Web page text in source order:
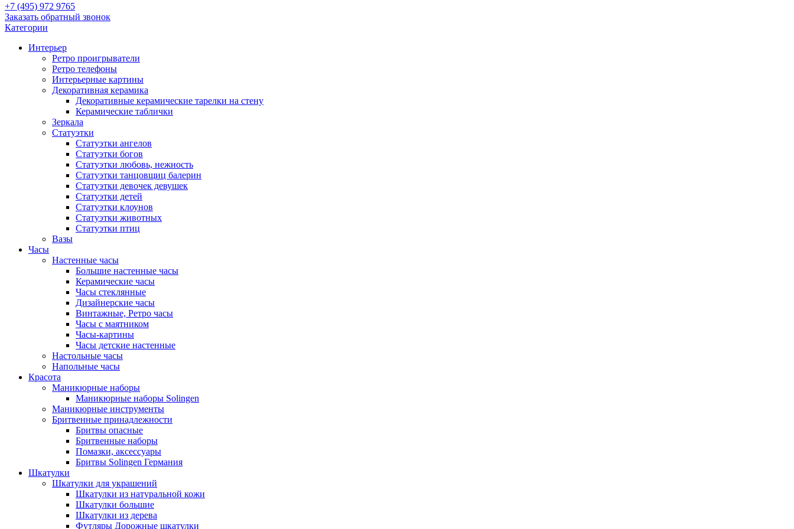
+7 (495) 972 9765
Заказать обратный звонок
Категории
Интерьер
Ретро проигрыватели
Ретро телефоны
Интерьерные картины
Декоративная керамика
Декоративные керамические тарелки на стену
Керамические таблички
Зеркала
Статуэтки
Статуэтки ангелов
Статуэтки богов
Статуэтки любовь, нежность
Статуэтки танцовщиц балерин
Статуэтки девочек девушек
Статуэтки детей
Статуэтки клоунов
Статуэтки животных
Статуэтки птиц
Вазы
Часы
Настенные часы
Большие настенные часы
Керамические часы
Часы стеклянные
Дизайнерские часы
Винтажные, Ретро часы
Часы с маятником
Часы-картины
Часы детские настенные
Настольные часы
Напольные часы
Красота
Маникюрные наборы
Маникюрные наборы Solingen
Маникюрные инструменты
Бритвенные принадлежности
Бритвы опасные
Бритвенные наборы
Помазки, аксессуары
Бритвы Solingen Германия
Шкатулки
Шкатулки для украшений
Шкатулки из натуральной кожи
Шкатулки большие
Шкатулки из дерева
Футляры Дорожные шкатулки